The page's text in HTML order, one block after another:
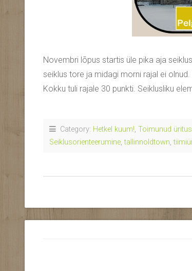
Novembri lõpus startis üle pika aja
seiklus tore ja midagi morni rajal ei
Kokku tuli rajale 30 punkti. Seiklusliku
Category: Hetkel kuum!, Toimunud
Seiklusorienteerumine,tallinnoldtown,